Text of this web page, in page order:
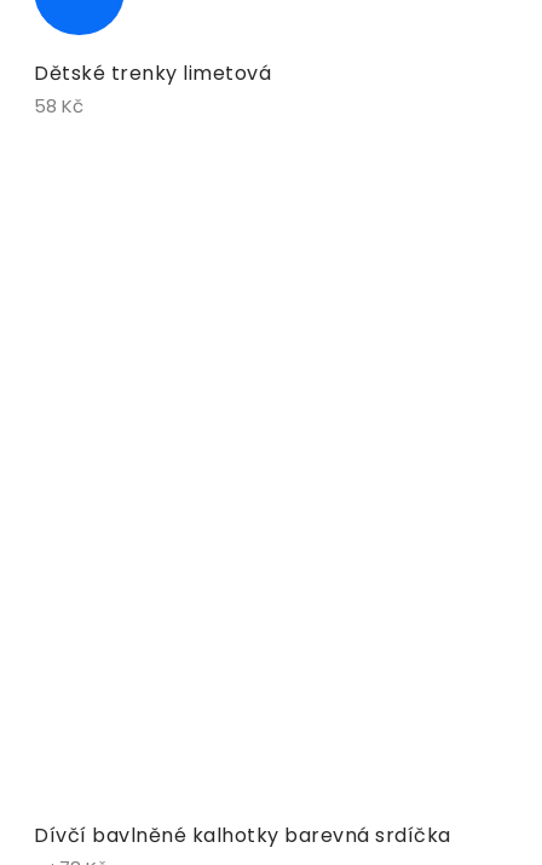
Dětské trenky limetová
58 Kč
Dívčí bavlněné kalhotky barevná srdíčka